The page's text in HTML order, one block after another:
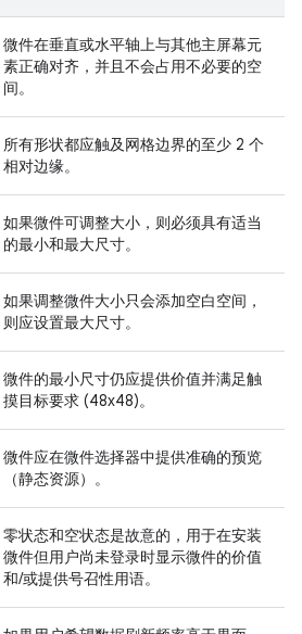
微件在垂直或水平轴上与其他主屏幕元
素正确对齐，并且不会占用不必要的空
间。
所有形状都应触及网格边界的至少 2 个
相对边缘。
如果微件可调整大小，则必须具有适当
的最小和最大尺寸。
如果调整微件大小只会添加空白空间，
则应设置最大尺寸。
微件的最小尺寸仍应提供价值并满足触
摸目标要求 (48x48)。
微件应在微件选择器中提供准确的预览
（静态资源）。
零状态和空状态是故意的，用于在安装
微件但用户尚未登录时显示微件的价值
和/或提供号召性用语。